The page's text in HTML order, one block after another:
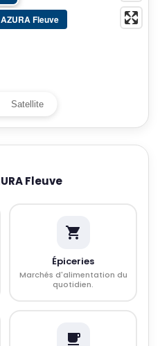
Fleuve
Satellite
Fleuve
Épiceries
Marchés d'alimentation du
quotidien.